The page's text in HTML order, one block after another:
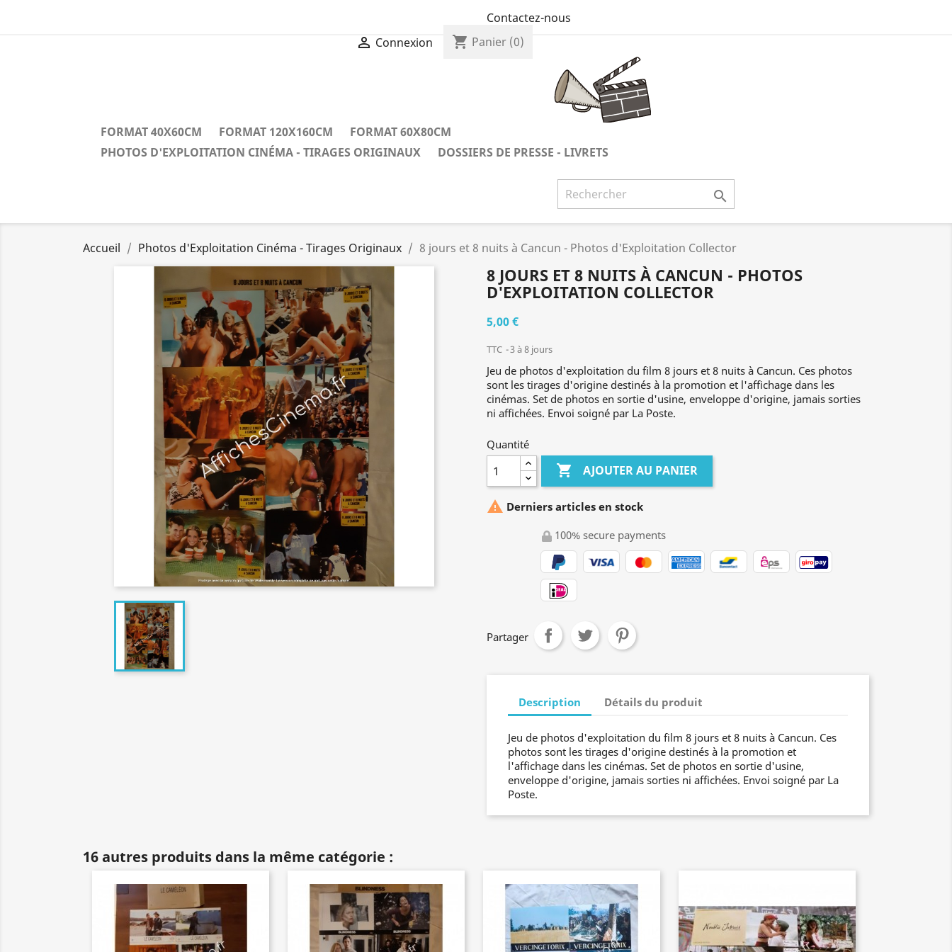
Contactez-nous
 Connexion shopping_cart Panier (0)
FORMAT 40X60CM FORMAT 120X160CM
FORMAT 60X80CM
PHOTOS D'EXPLOITATION CINÉMA - TIRAGES ORIGINAUX
DOSSIERS DE PRESSE - LIVRETS

Accueil Photos d'Exploitation Cinéma - Tirages Originaux 8 jours et 8 nuits à Cancun - Photos d'Exploitation Collector
8 JOURS ET 8 NUITS À CANCUN - PHOTOS
D'EXPLOITATION COLLECTOR
5,00 €
TTC 3 à 8 jours
Jeu de photos d'exploitation du film 8 jours et 8 nuits à Cancun. Ces photos
sont les tirages d'origine destinés à la promotion et l'affichage dans les
cinémas. Set de photos en sortie d'usine, enveloppe d'origine, jamais sorties
ni affichées. Envoi soigné par La Poste.
Quantité
 AJOUTER AU PANIER
 Derniers articles en stock
100% secure payments
Partager
Description Détails du produit
Jeu de photos d'exploitation du film 8 jours et 8 nuits à Cancun. Ces
photos sont les tirages d'origine destinés à la promotion et
l'affichage dans les cinémas. Set de photos en sortie d'usine,
enveloppe d'origine, jamais sorties ni affichées. Envoi soigné par La
Poste.
16 autres produits dans la même catégorie :